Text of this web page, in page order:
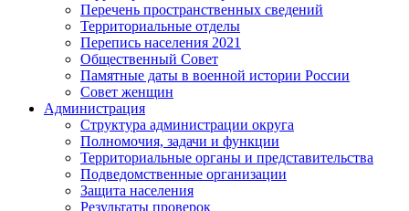
Перечень пространственных сведений
Территориальные отделы
Перепись населения 2021
Общественный Совет
Памятные даты в военной истории России
Совет женщин
Администрация
Структура администрации округа
Полномочия, задачи и функции
Территориальные органы и представительства
Подведомственные организации
Защита населения
Результаты проверок